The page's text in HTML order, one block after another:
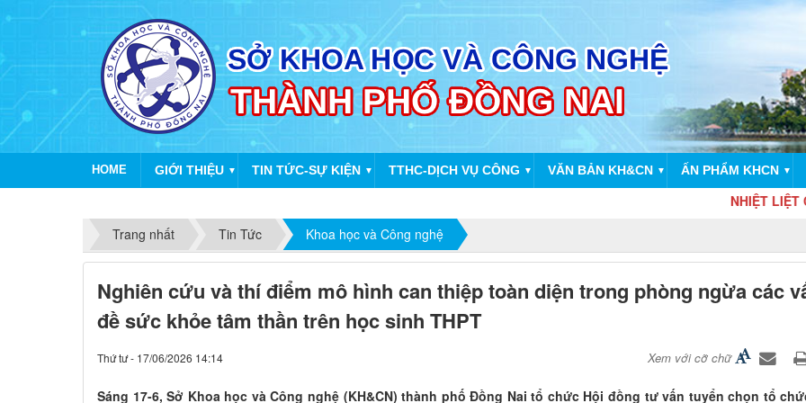
HOME GIỚI THIỆU ▼ TIN TỨC-SỰ KIỆN ▼ TTHC-DỊCH VỤ CÔNG ▼ VĂN BẢN KH&CN ▼ ẤN PHẨM KHCN ▼
NHIỆT LIỆT CHÀO
Trang nhất
Tin Tức Khoa học và Công nghệ
Nghiên cứu và thí điểm mô hình can thiệp toàn diện trong phòng ngừa các
đề sức khỏe tâm thần trên học sinh THPT
Thứ tư - 17/06/2026 14:14 Xem với cỡ chữ
Sáng 17-6, Sở Khoa học và Công nghệ (KH&CN) thành phố Đồng Nai tổ chức Hội đồng tư vấn tuyển chọn tổ